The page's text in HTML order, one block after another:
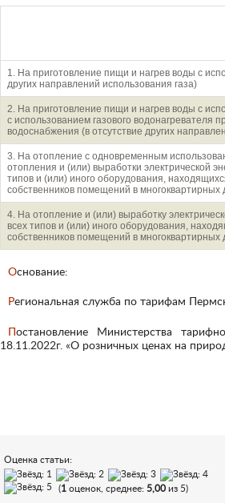
1. На приготовление пищи и нагрев воды с
других направлений использования газа)
2. На приготовление пищи и нагрев воды с
с использованием газового водонагревателя
водоснабжения (в отсутствие других
3. На отопление с одновременным
отопления и (или) выработки электрической
типов и (или) иного оборудования,
собственников помещений в многоквартирных
4. На отопление и (или) выработку
всех типов и (или) иного оборудования,
собственников помещений в многоквартирных
Основание:
Региональная служба по тарифам
18.11.2022г. «О розничных ценах на
Оценка статьи:
(1 оценок, среднее: 5,00 из 5)